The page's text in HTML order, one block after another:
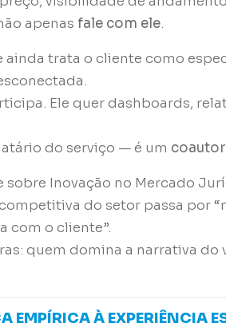
apenasfale com ele.
ainda trata o cliente como
Ele quer dashboards,
do serviço — é um
sobre Inovação no Mercado
do setor passa por
com o cliente”.
quem domina a narrativa
EMPÍRICA À EXPERIÊNCIA